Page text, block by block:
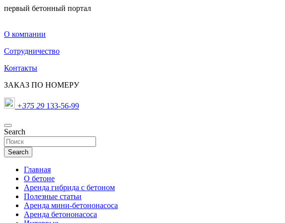
первый бетонный портал
О компании
Сотрудничество
Контакты
ЗАКАЗ ПО НОМЕРУ
+375 29 133-56-99
Search
Search
Главная
О бетоне
Аренда гибрида с бетоном
Полезные статьи
Аренда мини-бетононасоса
Аренда бетононасоса